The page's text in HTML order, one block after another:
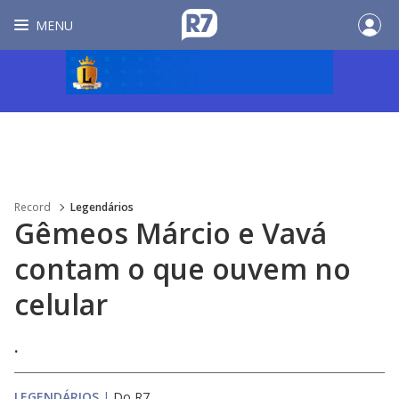
MENU
Record Legendários
Gêmeos Márcio e Vavá
contam o que ouvem no
celular
.